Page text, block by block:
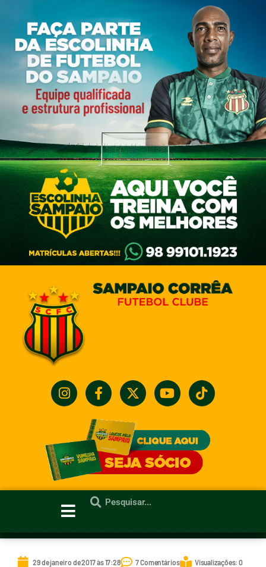
29 de janeiro de 2017 às 17:28 7 Comentários Visualizações: 0